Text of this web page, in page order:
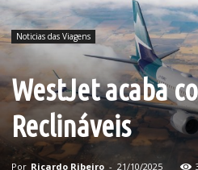
Noticias das Viagens
WestJet acaba
Reclináveis
Por Ricardo Ribeiro - 21/10/2025